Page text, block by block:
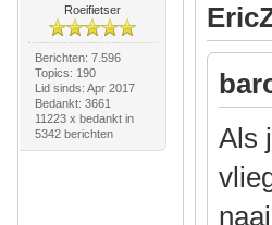
Roeifietser
Berichten: 7.596
Topics: 190
Lid sinds: Apr 2017
Bedankt: 3661
11223 x bedankt in
5342 berichten
Als